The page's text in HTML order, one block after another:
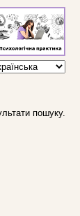
пошуку.